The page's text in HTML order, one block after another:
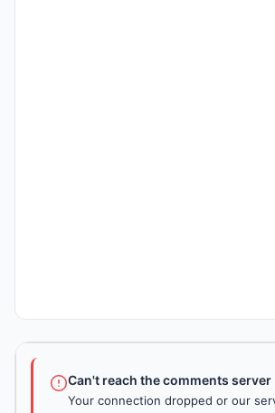
Can't reach the comments server
Your connection dropped or our